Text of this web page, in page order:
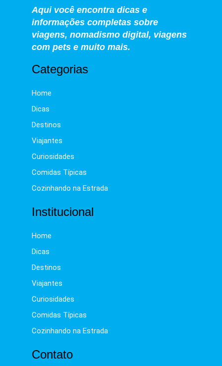
Aqui você encontra dicas e
informações completas sobre
viagens, nomadismo digital, viagens
com pets e muito mais.
Categorias
Home
Dicas
Destinos
Viajantes
Curiosidades
Comidas Típicas
Cozinhando na Estrada
Institucional
Home
Dicas
Destinos
Viajantes
Curiosidades
Comidas Típicas
Cozinhando na Estrada
Contato